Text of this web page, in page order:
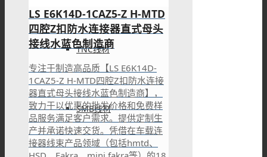
TNC线材
SMB线材
LS E6K14D-1CAZ5-Z H-MTD
四腔Z扣防水连接器直式母头
接线水蓝色制造商
专注于制造高品质【LS E6K14D-
1CAZ5-Z H-MTD四腔Z扣防水连接
器直式母头接线水蓝色制造商】，
致力于以优惠的批发价格和免费样
品服务满足客户需求。提供定制生
产并承诺快速交货。凭借在车载连
接器线束产品领域（包括hmtd、